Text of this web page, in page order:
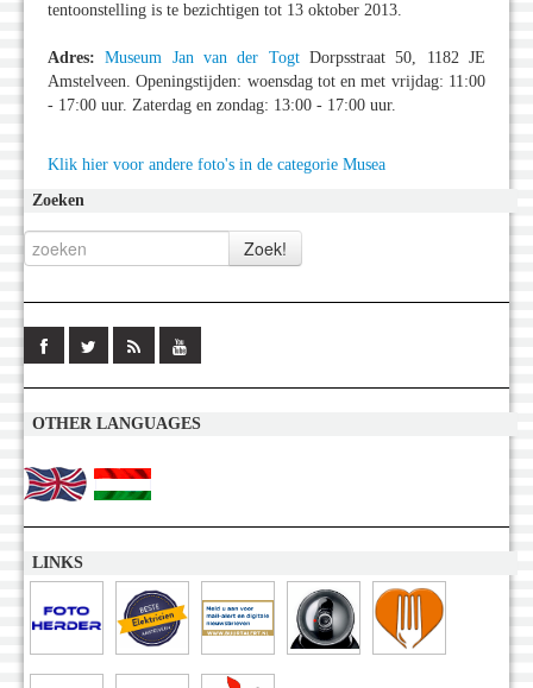
tentoonstelling is te bezichtigen tot 13 oktober 2013.
Adres: Museum Jan van der TogtDorpsstraat 50, 1182 JE
Amstelveen. Openingstijden: woensdag tot en met vrijdag: 11:00
- 17:00 uur. Zaterdag en zondag: 13:00 - 17:00 uur.
Klik hier voor andere foto's in de categorie Musea
Zoeken
OTHER LANGUAGES
LINKS